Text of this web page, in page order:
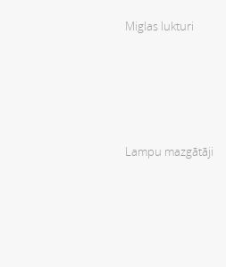
Miglas lukturi
Lampu mazgātāji